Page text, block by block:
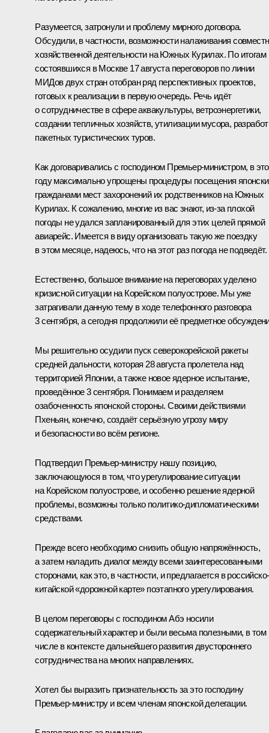
Разумеется, затронули и проблему мирного договора.
Обсудили, в частности, возможности налаживания
хозяйственной деятельности на Южных Курилах. По итогам
состоявшихся в Москве 17 августа переговоров по линии
МИДов двух стран отобран ряд перспективных проектов,
готовых к реализации в первую очередь. Речь идёт
о сотрудничестве в сфере аквакультуры, ветроэнергетики,
создании тепличных хозяйств, утилизации мусора,
пакетных туристических туров.
Как договаривались с господином Премьер-министром, в
году максимально упрощены процедуры посещения
гражданами мест захоронений их родственников на Южных
Курилах. К сожалению, многие из вас знают, из-за плохой
погоды не удался запланированный для этих целей прямой
авиарейс. Имеется в виду организовать такую же поездку
в этом месяце, надеюсь, что на этот раз погода не подведёт.
Естественно, большое внимание на переговорах уделено
кризисной ситуации на Корейском полуострове. Мы уже
затрагивали данную тему в ходе телефонного разговора
3 сентября, а сегодня продолжили её предметное
Мы решительно осудили пуск северокорейской ракеты
средней дальности, которая 28 августа пролетела над
территорией Японии, а также новое ядерное испытание,
проведённое 3 сентября. Понимаем и разделяем
озабоченность японской стороны. Своими действиями
Пхеньян, конечно, создаёт серьёзную угрозу миру
и безопасности во всём регионе.
Подтвердил Премьер-министру нашу позицию,
заключающуюся в том, что урегулирование ситуации
на Корейском полуострове, и особенно решение ядерной
проблемы, возможны только политико-дипломатическими
средствами.
Прежде всего необходимо снизить общую напряжённость,
а затем наладить диалог между всеми заинтересованными
сторонами, как это, в частности, и предлагается в российско-
китайской «дорожной карте» поэтапного урегулирования.
В целом переговоры с господином Абэ носили
содержательный характер и были весьма полезными, в том
числе в контексте дальнейшего развития двустороннего
сотрудничества на многих направлениях.
Хотел бы выразить признательность за это господину
Премьер-министру и всем членам японской делегации.